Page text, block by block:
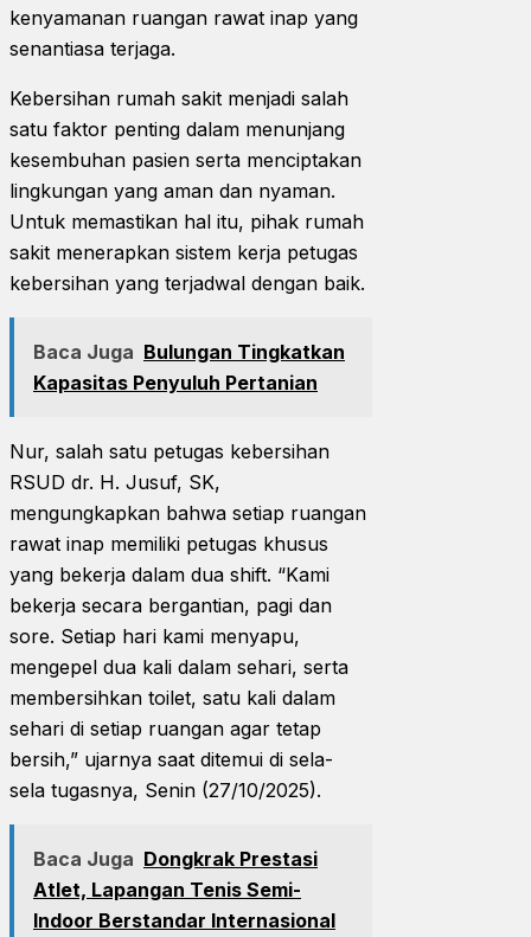
kenyamanan ruangan rawat inap yang
senantiasa terjaga.
Kebersihan rumah sakit menjadi salah
satu faktor penting dalam menunjang
kesembuhan pasien serta menciptakan
lingkungan yang aman dan nyaman.
Untuk memastikan hal itu, pihak rumah
sakit menerapkan sistem kerja petugas
kebersihan yang terjadwal dengan baik.
Baca Juga Bulungan Tingkatkan
Kapasitas Penyuluh Pertanian
Nur, salah satu petugas kebersihan
RSUD dr. H. Jusuf, SK,
mengungkapkan bahwa setiap ruangan
rawat inap memiliki petugas khusus
yang bekerja dalam dua shift. “Kami
bekerja secara bergantian, pagi dan
sore. Setiap hari kami menyapu,
mengepel dua kali dalam sehari, serta
membersihkan toilet, satu kali dalam
sehari di setiap ruangan agar tetap
bersih,” ujarnya saat ditemui di sela-
sela tugasnya, Senin (27/10/2025).
Baca Juga Dongkrak Prestasi
Atlet, Lapangan Tenis Semi-
Indoor Berstandar Internasional